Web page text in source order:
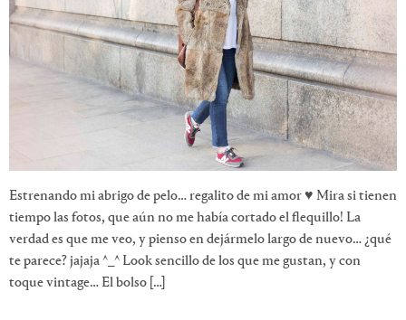
Estrenando mi abrigo de pelo… regalito de mi amor ♥ Mira si tienen
tiempo las fotos, que aún no me había cortado el flequillo! La
verdad es que me veo, y pienso en dejármelo largo de nuevo… ¿qué
te parece? jajaja ^_^ Look sencillo de los que me gustan, y con
toque vintage… El bolso […]